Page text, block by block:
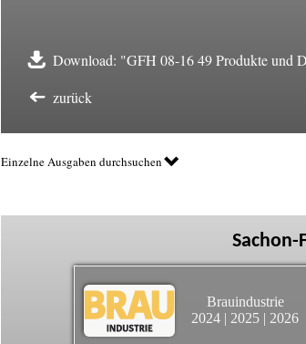
Download: "GFH 08-16 49 Produkte und
zurück
Einzelne Ausgaben durchsuchen
Sachon-
Brauindustrie
2024 | 2025 | 2026